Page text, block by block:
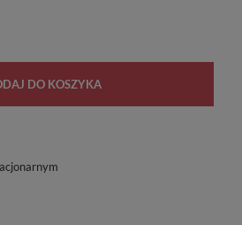
DO KOSZYKA